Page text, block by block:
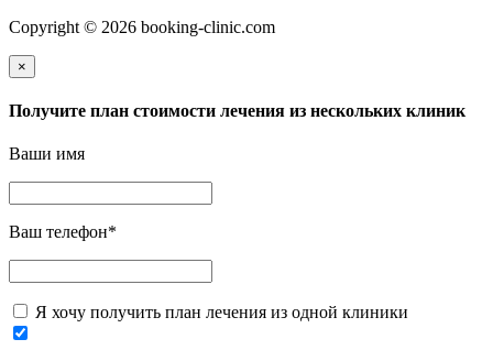
Copyright © 2026 booking-clinic.com
×
Получите план стоимости лечения из нескольких клиник
Ваши имя
Ваш телефон*
Я хочу получить план лечения из одной клиники